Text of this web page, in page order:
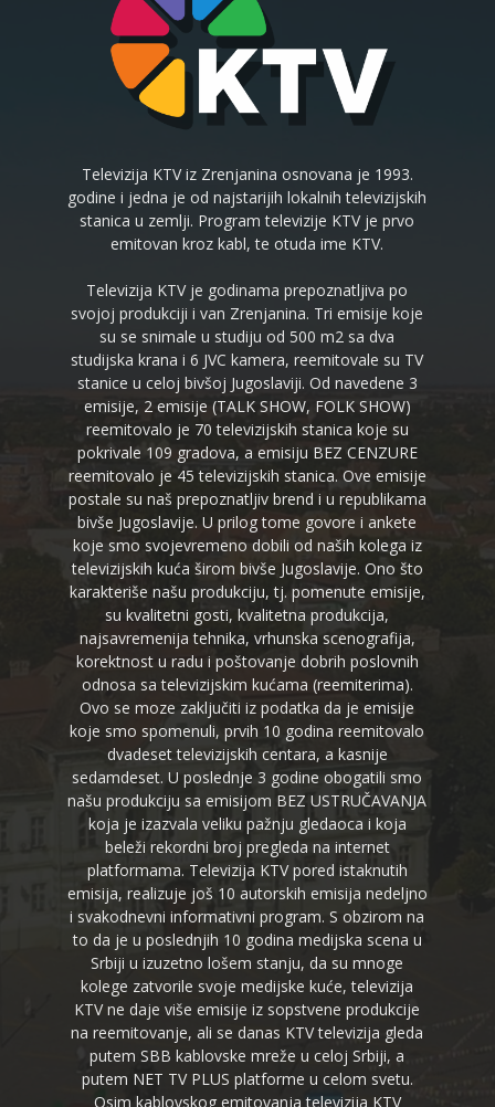
Televizija KTV iz Zrenjanina osnovana je 1993.
godine i jedna je od najstarijih lokalnih televizijskih
stanica u zemlji. Program televizije KTV je prvo
emitovan kroz kabl, te otuda ime KTV.
Televizija KTV je godinama prepoznatljiva po
svojoj produkciji i van Zrenjanina. Tri emisije koje
su se snimale u studiju od 500 m2 sa dva
studijska krana i 6 JVC kamera, reemitovale su TV
stanice u celoj bivšoj Jugoslaviji. Od navedene 3
emisije, 2 emisije (TALK SHOW, FOLK SHOW)
reemitovalo je 70 televizijskih stanica koje su
pokrivale 109 gradova, a emisiju BEZ CENZURE
reemitovalo je 45 televizijskih stanica. Ove emisije
postale su naš prepoznatljiv brend i u republikama
bivše Jugoslavije. U prilog tome govore i ankete
koje smo svojevremeno dobili od naših kolega iz
televizijskih kuća širom bivše Jugoslavije. Ono što
karakteriše našu produkciju, tj. pomenute emisije,
su kvalitetni gosti, kvalitetna produkcija,
najsavremenija tehnika, vrhunska scenografija,
korektnost u radu i poštovanje dobrih poslovnih
odnosa sa televizijskim kućama (reemiterima).
Ovo se moze zaključiti iz podatka da je emisije
koje smo spomenuli, prvih 10 godina reemitovalo
dvadeset televizijskih centara, a kasnije
sedamdeset. U poslednje 3 godine obogatili smo
našu produkciju sa emisijom BEZ USTRUČAVANJA
koja je izazvala veliku pažnju gledaoca i koja
beleži rekordni broj pregleda na internet
platformama. Televizija KTV pored istaknutih
emisija, realizuje još 10 autorskih emisija nedeljno
i svakodnevni informativni program. S obzirom na
to da je u poslednjih 10 godina medijska scena u
Srbiji u izuzetno lošem stanju, da su mnoge
kolege zatvorile svoje medijske kuće, televizija
KTV ne daje više emisije iz sopstvene produkcije
na reemitovanje, ali se danas KTV televizija gleda
putem SBB kablovske mreže u celoj Srbiji, a
putem NET TV PLUS platforme u celom svetu.
Osim kablovskog emitovanja televizija KTV